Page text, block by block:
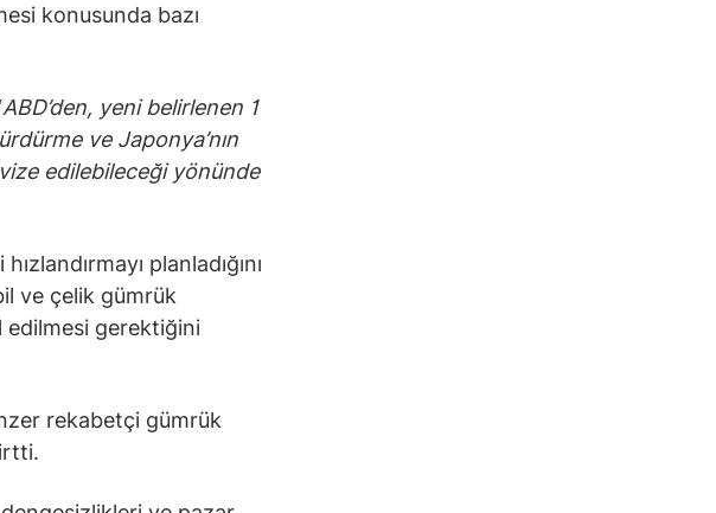
konusunda bazı
ABD’den, yeni belirlenen 1
ve Japonya’nın
edilebileceği yönünde
planladığını
ve çelik gümrük
gerektiğini
rekabetçi gümrük